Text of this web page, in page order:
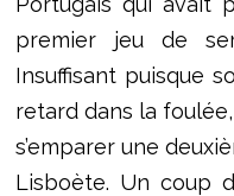
premier jeu de
Insuffisant puisque
retard dans la
s’emparer une
Lisboète. Un coup